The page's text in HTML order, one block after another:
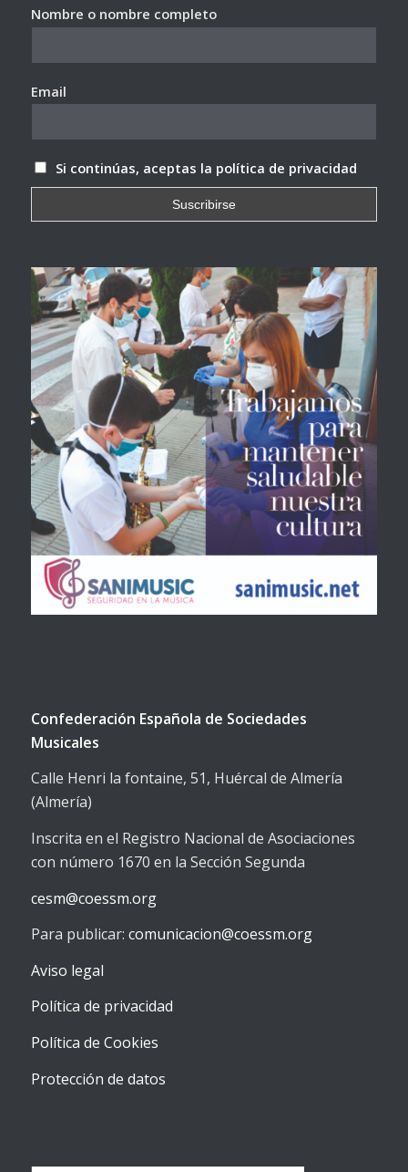
Nombre o nombre completo
Email
Si continúas, aceptas la política de privacidad
Confederación Española de Sociedades
Musicales
Calle Henri la fontaine, 51, Huércal de Almería
(Almería)
Inscrita en el Registro Nacional de Asociaciones
con número 1670 en la Sección Segunda
cesm@coessm.org
Para publicar: comunicacion@coessm.org
Aviso legal
Política de privacidad
Política de Cookies
Protección de datos